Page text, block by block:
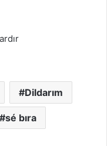
Dildarım
sé bıra